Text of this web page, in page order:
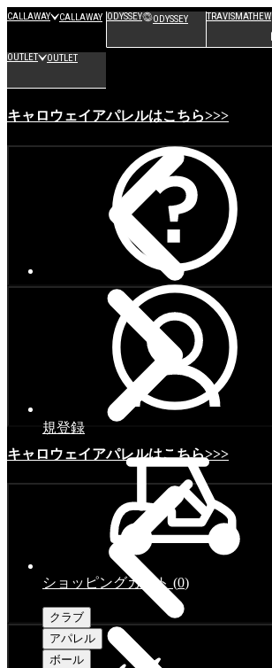
CALLAWAY CALLAWAY ODYSSEY ODYSSEY TRAVISMATHEW
OUTLET OUTLET
キャロウェイアパレルはこちら>>>
キャロウェイアパレルはこちら>>>
規登録
ショッピングカート (0)
クラブ
アパレル
ボール